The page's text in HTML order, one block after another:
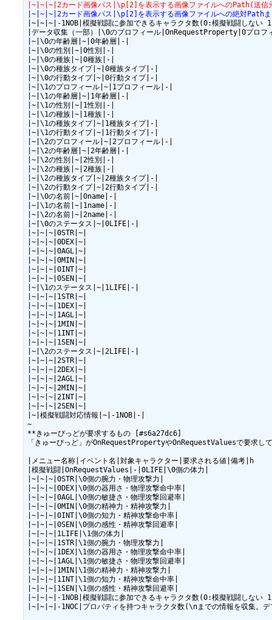
|~|~|~|2カード画像パス|\p[2]を表示する画像ファイルへのPath(送信
|~|~|~|2カード画像パス|\p[2]を表示する画像ファイルへの絶対Path
|~|~|~|-1NOB|模擬戦闘に参加できるキャラクタ数(0:模擬戦闘しな
|データ収集（一部）|\0のプロフィール|OnRequestProperty|0プロ
|~|\0の年齢層|~|0年齢層|-|
|~|\0の性別|~|0性別|-|
|~|\0の種族|~|0種族|-|
|~|\0の種族タイプ|~|0種族タイプ|-|
|~|\0の行動タイプ|~|0行動タイプ|-|
|~|\1のプロフィール|~|1プロフィール|-|
|~|\1の年齢層|~|1年齢層|-|
|~|\1の性別|~|1性別|-|
|~|\1の種族|~|1種族|-|
|~|\1の種族タイプ|~|1種族タイプ|-|
|~|\1の行動タイプ|~|1行動タイプ|-|
|~|\2のプロフィール|~|2プロフィール|-|
|~|\2の年齢層|~|2年齢層|-|
|~|\2の性別|~|2性別|-|
|~|\2の種族|~|2種族|-|
|~|\2の種族タイプ|~|2種族タイプ|-|
|~|\2の行動タイプ|~|2行動タイプ|-|
|~|\0の名前|~|0name|-|
|~|\1の名前|~|1name|-|
|~|\2の名前|~|2name|-|
|~|\0のステータス|~|0LIFE|-|
|~|~|~|0STR|~|
|~|~|~|0DEX|~|
|~|~|~|0AGL|~|
|~|~|~|0MIN|~|
|~|~|~|0INT|~|
|~|~|~|0SEN|~|
|~|\1のステータス|~|1LIFE|-|
|~|~|~|1STR|~|
|~|~|~|1DEX|~|
|~|~|~|1AGL|~|
|~|~|~|1MIN|~|
|~|~|~|1INT|~|
|~|~|~|1SEN|~|
|~|\2のステータス|~|2LIFE|-|
|~|~|~|2STR|~|
|~|~|~|2DEX|~|
|~|~|~|2AGL|~|
|~|~|~|2MIN|~|
|~|~|~|2INT|~|
|~|~|~|2SEN|~|
|~|模擬戦闘対応情報|~|-1NOB|-|
~
**きゅーぴっどが要求するもの [#s6a27dc6]
「きゅーぴっど」がOnRequestPropertyやOnRequestValuesで要求し
|メニュー名称|イベント名|対象キャラクター|要求される値|備考|h
|模擬戦闘|OnRequestValues|-|0LIFE|\0側の体力|
|~|~|~|0STR|\0側の腕力・物理攻撃力|
|~|~|~|0DEX|\0側の器用さ・物理攻撃命中率|
|~|~|~|0AGL|\0側の敏捷さ・物理攻撃回避率|
|~|~|~|0MIN|\0側の精神力・精神攻撃力|
|~|~|~|0INT|\0側の知力・精神攻撃命中率|
|~|~|~|0SEN|\0側の感性・精神攻撃回避率|
|~|~|~|1LIFE|\1側の体力|
|~|~|~|1STR|\1側の腕力・物理攻撃力|
|~|~|~|1DEX|\1側の器用さ・物理攻撃命中率|
|~|~|~|1AGL|\1側の敏捷さ・物理攻撃回避率|
|~|~|~|1MIN|\1側の精神力・精神攻撃力|
|~|~|~|1INT|\1側の知力・精神攻撃命中率|
|~|~|~|1SEN|\1側の感性・精神攻撃回避率|
|~|~|~|-1NOB|模擬戦闘に参加できるキャラクタ数(0:模擬戦闘しな
|~|~|~|-1NOC|プロパティを持つキャラクタ数(\nまでの情報を収集。